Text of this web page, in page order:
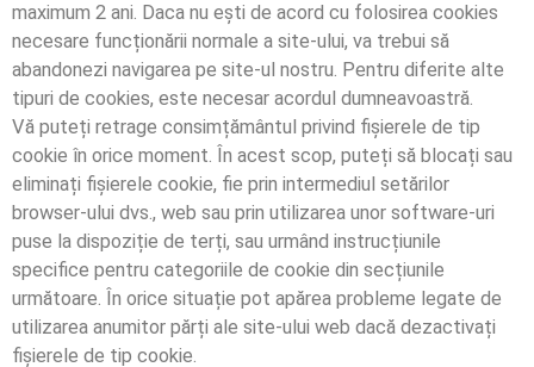
maximum 2 ani. Daca nu ești de acord cu folosirea cookies
necesare funcționării normale a site-ului, va trebui să
abandonezi navigarea pe site-ul nostru. Pentru diferite alte
tipuri de cookies, este necesar acordul dumneavoastră.
Vă puteți retrage consimțământul privind fișierele de tip
cookie în orice moment. În acest scop, puteți să blocați sau
eliminați fișierele cookie, fie prin intermediul setărilor
browser-ului dvs., web sau prin utilizarea unor software-uri
puse la dispoziție de terți, sau urmând instrucțiunile
specifice pentru categoriile de cookie din secțiunile
următoare. În orice situație pot apărea probleme legate de
utilizarea anumitor părți ale site-ului web dacă dezactivați
fișierele de tip cookie.